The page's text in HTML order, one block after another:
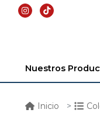
Nuestros
Inicio